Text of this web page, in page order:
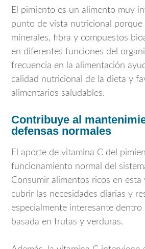
El pimiento es un alimento muy
punto de vista nutricional porque
minerales, fibra y compuestos
en diferentes funciones del
frecuencia en la alimentación
calidad nutricional de la dieta y
alimentarios saludables.
Contribuye al
defensas normales
El aporte de vitamina C del
funcionamiento normal del
Consumir alimentos ricos en esta
cubrir las necesidades diarias y
especialmente interesante dentro
basada en frutas y verduras.